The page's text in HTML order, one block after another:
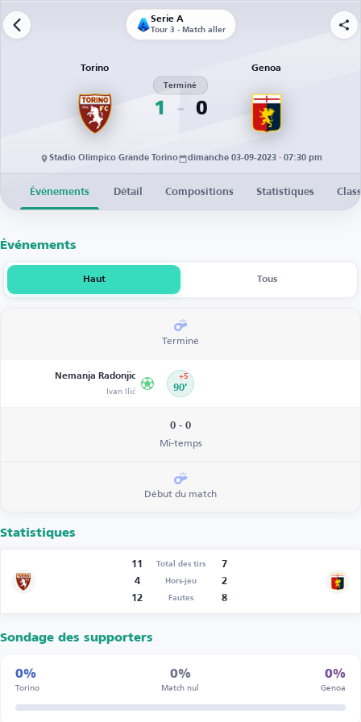
Serie A
Tour 3 - Match aller
Torino
1
Terminé
0
Genoa
Stadio Olimpico Grande Torino dimanche 03-09-2023 · 07:30 pm
Événements Détail Compositions Statistiques
Événements
Haut Tous
Terminé
Nemanja Radonjic
Ivan Ilić 90’
+5
0 - 0
Mi-temps
Début du match
Statistiques
11 Total des tirs
7
4
Hors-jeu
2
12
Fautes 8
Sondage des supporters
0%
Torino
0%
Match nul
0%
Genoa